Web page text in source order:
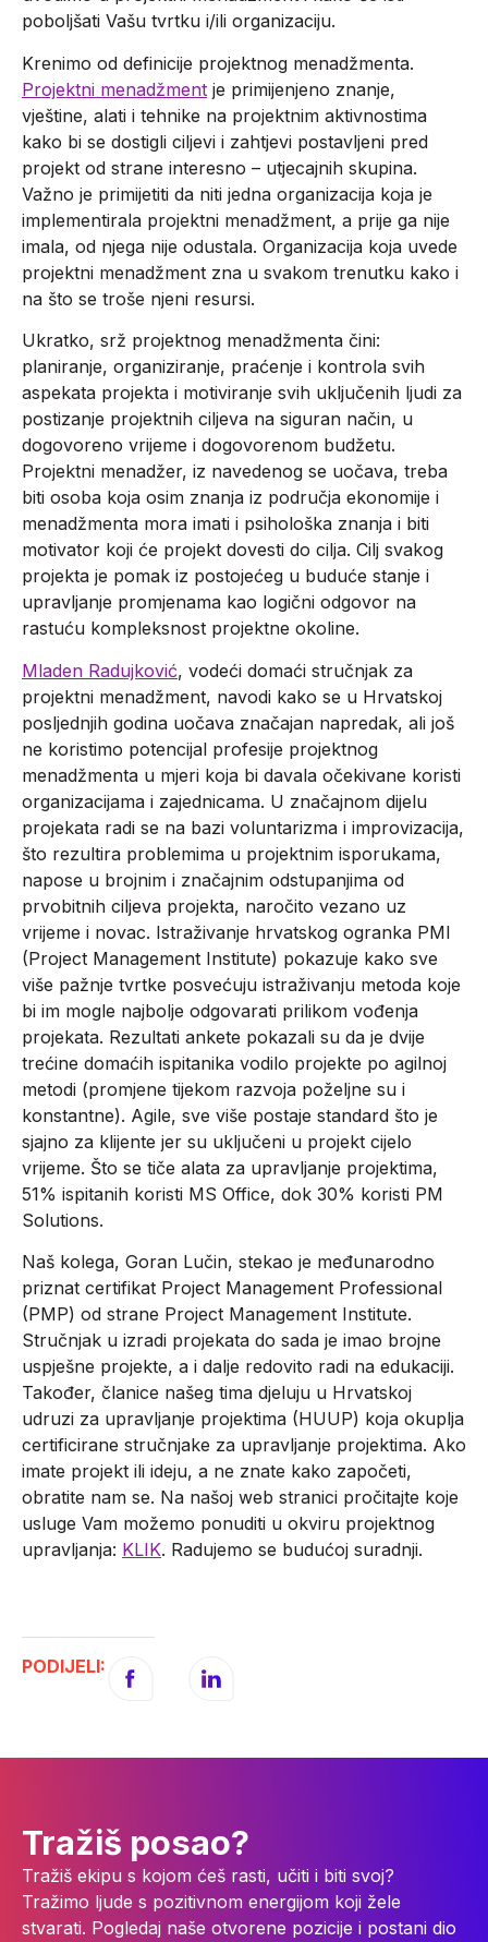
poboljšati Vašu tvrtku i/ili organizaciju.
Krenimo od definicije projektnog menadžmenta.
Projektni menadžment je primijenjeno znanje,
vještine, alati i tehnike na projektnim aktivnostima
kako bi se dostigli ciljevi i zahtjevi postavljeni pred
projekt od strane interesno – utjecajnih skupina.
Važno je primijetiti da niti jedna organizacija koja je
implementirala projektni menadžment, a prije ga nije
imala, od njega nije odustala. Organizacija koja uvede
projektni menadžment zna u svakom trenutku kako i
na što se troše njeni resursi.
Ukratko, srž projektnog menadžmenta čini:
planiranje, organiziranje, praćenje i kontrola svih
aspekata projekta i motiviranje svih uključenih ljudi za
postizanje projektnih ciljeva na siguran način, u
dogovoreno vrijeme i dogovorenom budžetu.
Projektni menadžer, iz navedenog se uočava, treba
biti osoba koja osim znanja iz područja ekonomije i
menadžmenta mora imati i psihološka znanja i biti
motivator koji će projekt dovesti do cilja. Cilj svakog
projekta je pomak iz postojećeg u buduće stanje i
upravljanje promjenama kao logični odgovor na
rastuću kompleksnost projektne okoline.
Mladen Radujković, vodeći domaći stručnjak za
projektni menadžment, navodi kako se u Hrvatskoj
posljednjih godina uočava značajan napredak, ali još
ne koristimo potencijal profesije projektnog
menadžmenta u mjeri koja bi davala očekivane koristi
organizacijama i zajednicama. U značajnom dijelu
projekata radi se na bazi voluntarizma i improvizacija,
što rezultira problemima u projektnim isporukama,
napose u brojnim i značajnim odstupanjima od
prvobitnih ciljeva projekta, naročito vezano uz
vrijeme i novac. Istraživanje hrvatskog ogranka PMI
(Project Management Institute) pokazuje kako sve
više pažnje tvrtke posvećuju istraživanju metoda koje
bi im mogle najbolje odgovarati prilikom vođenja
projekata. Rezultati ankete pokazali su da je dvije
trećine domaćih ispitanika vodilo projekte po agilnoj
metodi (promjene tijekom razvoja poželjne su i
konstantne). Agile, sve više postaje standard što je
sjajno za klijente jer su uključeni u projekt cijelo
vrijeme. Što se tiče alata za upravljanje projektima,
51% ispitanih koristi MS Office, dok 30% koristi PM
Solutions.
Naš kolega, Goran Lučin, stekao je međunarodno
priznat certifikat Project Management Professional
(PMP) od strane Project Management Institute.
Stručnjak u izradi projekata do sada je imao brojne
uspješne projekte, a i dalje redovito radi na edukaciji.
Također, članice našeg tima djeluju u Hrvatskoj
udruzi za upravljanje projektima (HUUP) koja okuplja
certificirane stručnjake za upravljanje projektima. Ako
imate projekt ili ideju, a ne znate kako započeti,
obratite nam se. Na našoj web stranici pročitajte koje
usluge Vam možemo ponuditi u okviru projektnog
upravljanja: KLIK. Radujemo se budućoj suradnji.
PODIJELI:
Tražiš posao?
Tražiš ekipu s kojom ćeš rasti, učiti i biti svoj?
Tražimo ljude s pozitivnom energijom koji žele
stvarati. Pogledaj naše otvorene pozicije i postani dio